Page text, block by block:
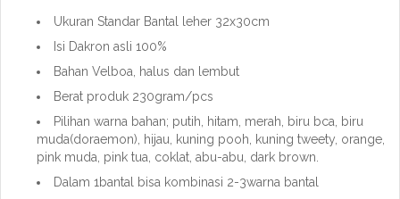
Ukuran Standar Bantal leher 32x30cm
Isi Dakron asli 100%
Bahan Velboa, halus dan lembut
Berat produk 230gram/pcs
Pilihan warna bahan; putih, hitam, merah, biru bca, biru
muda(doraemon), hijau, kuning pooh, kuning tweety, orange,
pink muda, pink tua, coklat, abu-abu, dark brown.
Dalam 1bantal bisa kombinasi 2-3warna bantal